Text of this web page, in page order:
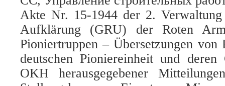
Akte Nr. 15-1944 der 2.
Aufklärung (GRU) der Roten
Pioniertruppen – Übersetzungen von
deutschen Pioniereinheit und deren
OKH herausgegebener